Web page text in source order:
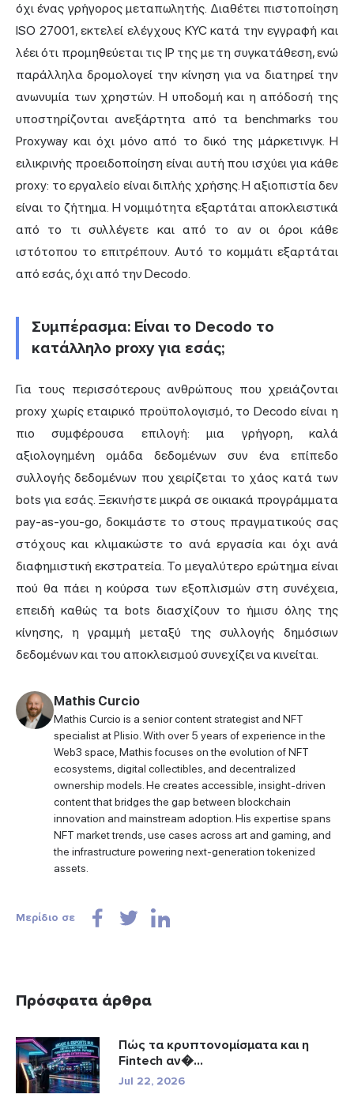
όχι ένας γρήγορος μεταπωλητής. Διαθέτει πιστοποίηση
ISO 27001, εκτελεί ελέγχους KYC κατά την εγγραφή και
λέει ότι προμηθεύεται τις IP της με τη συγκατάθεση, ενώ
παράλληλα δρομολογεί την κίνηση για να διατηρεί την
ανωνυμία των χρηστών. Η υποδομή και η απόδοσή της
υποστηρίζονται ανεξάρτητα από τα benchmarks του
Proxyway και όχι μόνο από το δικό της μάρκετινγκ. Η
ειλικρινής προειδοποίηση είναι αυτή που ισχύει για κάθε
proxy: το εργαλείο είναι διπλής χρήσης. Η αξιοπιστία δεν
είναι το ζήτημα. Η νομιμότητα εξαρτάται αποκλειστικά
από το τι συλλέγετε και από το αν οι όροι κάθε
ιστότοπου το επιτρέπουν. Αυτό το κομμάτι εξαρτάται
από εσάς, όχι από την Decodo.
Συμπέρασμα: Είναι το Decodo το
κατάλληλο proxy για εσάς;
Για τους περισσότερους ανθρώπους που χρειάζονται
proxy χωρίς εταιρικό προϋπολογισμό, το Decodo είναι η
πιο συμφέρουσα επιλογή: μια γρήγορη, καλά
αξιολογημένη ομάδα δεδομένων συν ένα επίπεδο
συλλογής δεδομένων που χειρίζεται το χάος κατά των
bots για εσάς. Ξεκινήστε μικρά σε οικιακά προγράμματα
pay-as-you-go, δοκιμάστε το στους πραγματικούς σας
στόχους και κλιμακώστε το ανά εργασία και όχι ανά
διαφημιστική εκστρατεία. Το μεγαλύτερο ερώτημα είναι
πού θα πάει η κούρσα των εξοπλισμών στη συνέχεια,
επειδή καθώς τα bots διασχίζουν το ήμισυ όλης της
κίνησης, η γραμμή μεταξύ της συλλογής δημόσιων
δεδομένων και του αποκλεισμού συνεχίζει να κινείται.
Mathis Curcio
Mathis Curcio is a senior content strategist and NFT
specialist at Plisio. With over 5 years of experience in the
Web3 space, Mathis focuses on the evolution of NFT
ecosystems, digital collectibles, and decentralized
ownership models. He creates accessible, insight-driven
content that bridges the gap between blockchain
innovation and mainstream adoption. His expertise spans
NFT market trends, use cases across art and gaming, and
the infrastructure powering next-generation tokenized
assets.
Μερίδιο σε
Πρόσφατα άρθρα
Πώς τα κρυπτονομίσματα και η
Fintech αν�...
Jul 22, 2026